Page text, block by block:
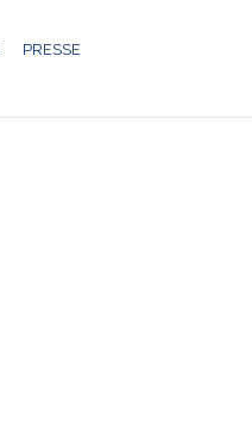
PRESSE